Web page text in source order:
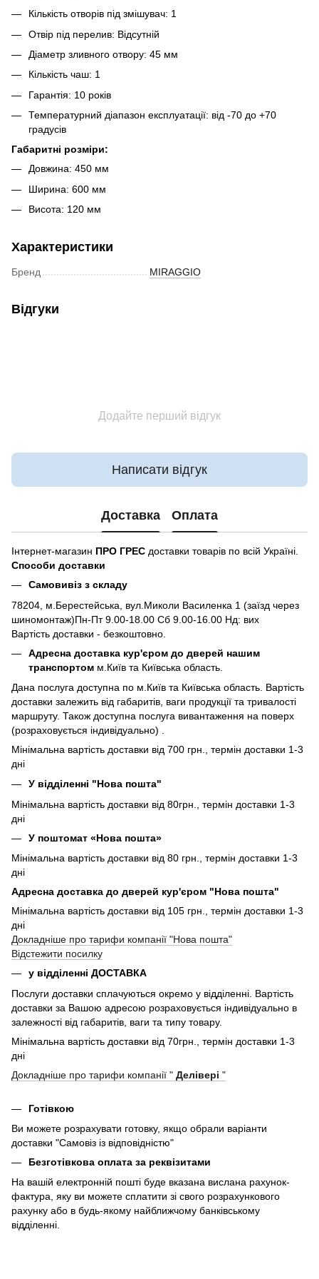
Кількість отворів під змішувач: 1
Отвір під перелив: Відсутній
Діаметр зливного отвору: 45 мм
Кількість чаш: 1
Гарантія: 10 років
Температурний діапазон експлуатації: від -70 до +70
градусів
Габаритні розміри:
Довжина: 450 мм
Ширина: 600 мм
Висота: 120 мм
Характеристики
Бренд MIRAGGIO
Відгуки
Додайте перший відгук
Написати відгук
Доставка Оплата
Інтернет-магазин ПРО ГРЕС доставки товарів по всій Україні.
Способи доставки
Самовивіз з складу
78204, м.Берестейська, вул.Миколи Василенка 1 (заїзд через
шиномонтаж)Пн-Пт 9.00-18.00 Сб 9.00-16.00 Нд: вих
Вартість доставки - безкоштовно.
Адресна доставка кур'єром до дверей нашим
транспортом м.Київ та Київська область.
Дана послуга доступна по м.Київ та Київська область. Вартість
доставки залежить від габаритів, ваги продукції та тривалості
маршруту. Також доступна послуга вивантаження на поверх
(розраховується індивідуально) .
Мінімальна вартість доставки від 700 грн., термін доставки 1-3
дні
У відділенні "Нова пошта"
Мінімальна вартість доставки від 80грн., термін доставки 1-3
дні
У поштомат «Нова пошта»
Мінімальна вартість доставки від 80 грн., термін доставки 1-3
дні
Адресна доставка до дверей кур'єром "Нова пошта"
Мінімальна вартість доставки від 105 грн., термін доставки 1-3
дні
Докладніше про тарифи компанії "Нова пошта"
Відстежити посилку
у відділенні ДОСТАВКА
Послуги доставки сплачуються окремо у відділенні. Вартість
доставки за Вашою адресою розраховується індивідуально в
залежності від габаритів, ваги та типу товару.
Мінімальна вартість доставки від 70грн., термін доставки 1-3
дні
Докладніше про тарифи компанії " Делівері "
Готівкою
Ви можете розрахувати готовку, якщо обрали варіанти
доставки "Самовіз із відповідністю"
Безготівкова оплата за реквізитами
На вашій електронній пошті буде вказана вислана рахунок-
фактура, яку ви можете сплатити зі свого розрахункового
рахунку або в будь-якому найближчому банківському
відділенні.